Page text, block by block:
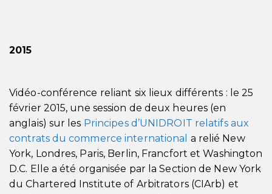
2015
Vidéo-conférence reliant six lieux différents : le 25
février 2015, une session de deux heures (en
anglais) sur les Principes d’UNIDROIT relatifs aux
contrats du commerce international a relié New
York, Londres, Paris, Berlin, Francfort et Washington
D.C. Elle a été organisée par la Section de New York
du Chartered Institute of Arbitrators (CIArb) et